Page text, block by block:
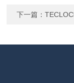
下一篇：